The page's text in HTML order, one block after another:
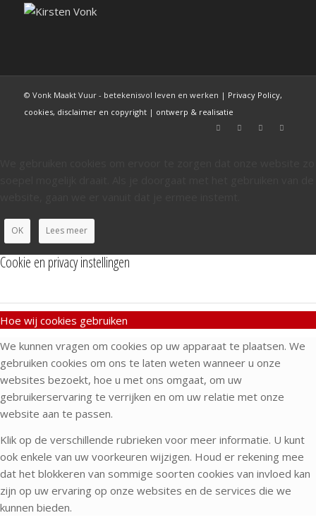
© Vonk Maakt Vuur - betekenisvol leven en werken | Privacy Policy,
cookies, disclaimer en copyright| ontwerp & realisatie
OK Lees meer
Cookie en privacy instellingen
Hoe wij cookies gebruiken
We kunnen vragen om cookies op uw apparaat te plaatsen. We
gebruiken cookies om ons te laten weten wanneer u onze
websites bezoekt, hoe u met ons omgaat, om uw
gebruikerservaring te verrijken en om uw relatie met onze
website aan te passen.
Klik op de verschillende rubrieken voor meer informatie. U kunt
ook enkele van uw voorkeuren wijzigen. Houd er rekening mee
dat het blokkeren van sommige soorten cookies van invloed kan
zijn op uw ervaring op onze websites en de services die we
kunnen bieden.